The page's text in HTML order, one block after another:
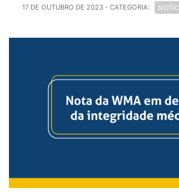
17 DE OUTUBRO DE 2023 - CATEGORIA: